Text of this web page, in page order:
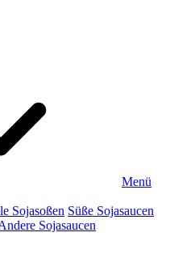
Menü
Sojasoßen Süße Sojasaucen
Sojasaucen